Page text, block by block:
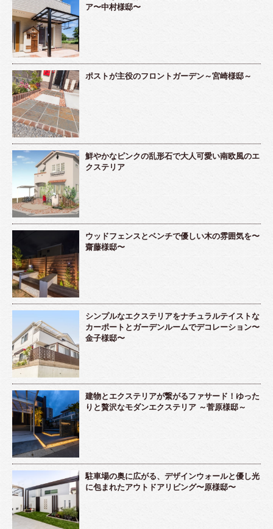
ア〜中村様邸〜
ポストが主役のフロントガーデン～宮崎様邸～
鮮やかなピンクの乱形石で大人可愛い南欧風のエ
クステリア
ウッドフェンスとベンチで優しい木の雰囲気を〜
齋藤様邸〜
シンプルなエクステリアをナチュラルテイストな
カーポートとガーデンルームでデコレーション〜
金子様邸〜
建物とエクステリアが繋がるファサード！ゆった
りと贅沢なモダンエクステリア ～菅原様邸～
駐車場の奥に広がる、デザインウォールと優し光
に包まれたアウトドアリビング〜原様邸〜